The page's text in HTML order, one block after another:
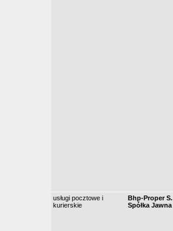
usługi pocztowe i
kurierskie
Bhp-Proper
Spółka Jawna